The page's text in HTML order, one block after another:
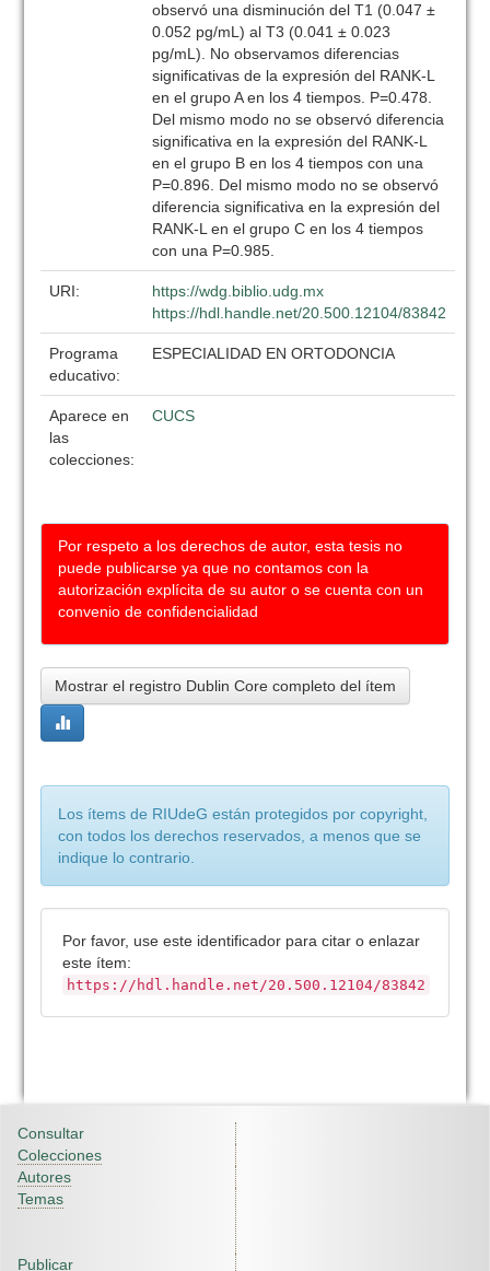
observó una disminución del T1 (0.047 ±
0.052 pg/mL) al T3 (0.041 ± 0.023
pg/mL). No observamos diferencias
significativas de la expresión del RANK-L
en el grupo A en los 4 tiempos. P=0.478.
Del mismo modo no se observó diferencia
significativa en la expresión del RANK-L
en el grupo B en los 4 tiempos con una
P=0.896. Del mismo modo no se observó
diferencia significativa en la expresión del
RANK-L en el grupo C en los 4 tiempos
con una P=0.985.
URI:
https://wdg.biblio.udg.mx
https://hdl.handle.net/20.500.12104/83842
Programa
educativo:
ESPECIALIDAD EN ORTODONCIA
Aparece en
las
colecciones:
CUCS
Por respeto a los derechos de autor, esta tesis no
puede publicarse ya que no contamos con la
autorización explícita de su autor o se cuenta con un
convenio de confidencialidad
Mostrar el registro Dublin Core completo del ítem
Los ítems de RIUdeG están protegidos por copyright,
con todos los derechos reservados, a menos que se
indique lo contrario.
Por favor, use este identificador para citar o enlazar
este ítem:
https://hdl.handle.net/20.500.12104/83842
Consultar
Colecciones
Autores
Temas
Publicar